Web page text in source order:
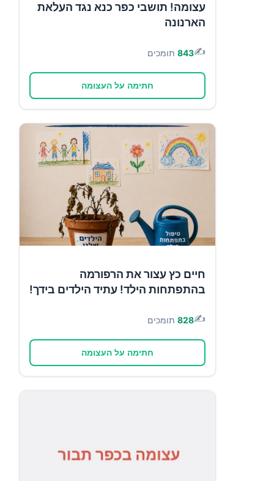
עצומה! תושבי כפר כנא נגד העלאת
הארנונה
✍️
843 תומכים
חתימה על העצומה
חיים כץ עצור את הרפורמה
בהתפתחות הילד! עתיד הילדים בידך!
✍️
828 תומכים
חתימה על העצומה